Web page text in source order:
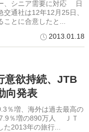
、シニア需要に対応 日
通社は12年12月25日、
ことに合意したと...
2013.01.18
意欲持続、JTB
向発表
％増、海外は過去最高の
％増の890万人 ＪＴ
た2013年の旅行...